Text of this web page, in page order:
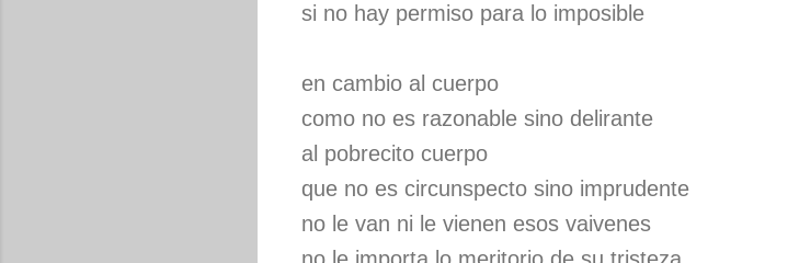
si no hay permiso para lo imposible
en cambio al cuerpo
como no es razonable sino delirante
al pobrecito cuerpo
que no es circunspecto sino imprudente
no le van ni le vienen esos vaivenes